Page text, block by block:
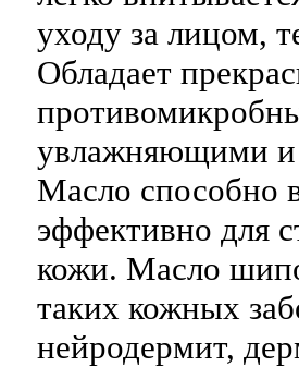
уходу за лицом,
Обладает
увлажняющими
Масло способно
эффективно для
кожи. Масло
таких кожных
нейродермит,